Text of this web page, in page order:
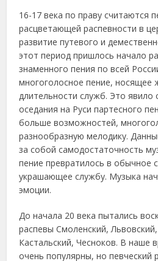
16-17 века по праву считаются
расцветающей распевности в
развитие путевого и
этот период пришлось начало
знаменного пения по всей
многоголосное пение, носящее
длительности служб. Это явило
оседания на Руси партесного
больше возможностей,
разнообразную мелодику.
за собой самодостаточность
пение превратилось в обычное
украшающее службу. Музыка
эмоции.
До начала 20 века пытались
распевы Смоленский,
Кастальский, Чесноков. В наше
очень популярны, но певческий